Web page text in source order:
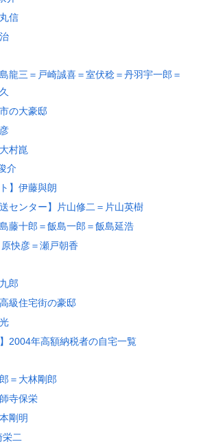
信
龍三＝戸崎誠喜＝室伏稔＝丹羽宇一郎＝
の大豪邸
村崑
介
】伊藤與朗
センター】片山修二＝片山英樹
藤十郎＝飯島一郎＝飯島延浩
原快彦＝瀬戸朝香
郎
級住宅街の豪邸
2004年高額納税者の自宅一覧
＝大林剛郎
寺保栄
剛明
栄二